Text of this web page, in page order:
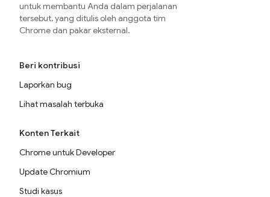
untuk membantu Anda dalam perjalanan
tersebut, yang ditulis oleh anggota tim
Chrome dan pakar eksternal.
Beri kontribusi
Laporkan bug
Lihat masalah terbuka
Konten Terkait
Chrome untuk Developer
Update Chromium
Studi kasus